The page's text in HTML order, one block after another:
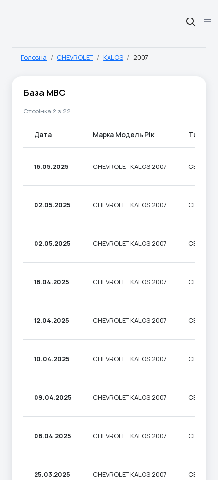
Головна CHEVROLET KALOS 2007
База МВС
Сторінка 2 з 22
Дата Марка Модель Рік Тип
16.05.2025 CHEVROLET KALOS 2007 СЕДАН
02.05.2025 CHEVROLET KALOS 2007 СЕДАН
02.05.2025 CHEVROLET KALOS 2007 СЕДАН
18.04.2025 CHEVROLET KALOS 2007 СЕДАН
12.04.2025 CHEVROLET KALOS 2007 СЕДАН
10.04.2025 CHEVROLET KALOS 2007 СЕДАН
09.04.2025 CHEVROLET KALOS 2007 СЕДАН
08.04.2025 CHEVROLET KALOS 2007 СЕДАН
25.03.2025 CHEVROLET KALOS 2007 СЕДАН